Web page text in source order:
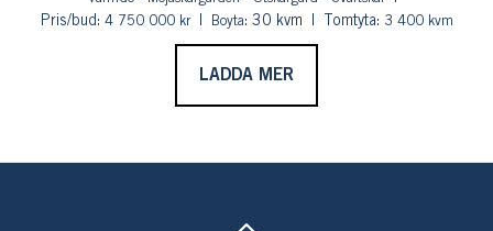
Pris/bud: 4 750 000 kr Boyta: 30 kvm Tomtyta: 3 400 kvm
LADDA MER